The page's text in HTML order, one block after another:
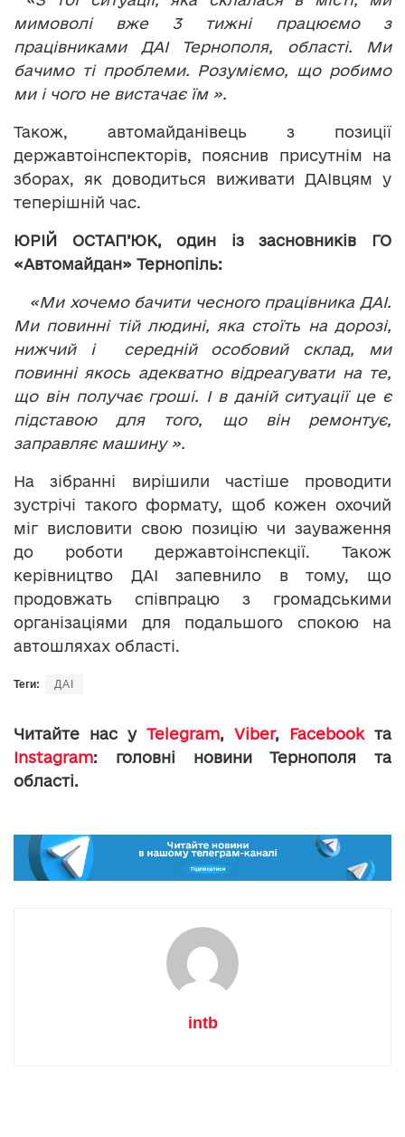
мимоволі вже 3 тижні працюємо з
працівниками ДАІ Тернополя, області. Ми
бачимо ті проблеми. Розуміємо, що робимо
ми і чого не вистачає їм ».
Також, автомайданівець з позиції
державтоінспекторів, пояснив присутнім на
зборах, як доводиться виживати ДАІвцям у
теперішній час.
ЮРІЙ ОСТАП’ЮК, один із засновників ГО
«Автомайдан» Тернопіль:
«Ми хочемо бачити чесного працівника ДАІ.
Ми повинні тій людині, яка стоїть на дорозі,
нижчий і середній особовий склад, ми
повинні якось адекватно відреагувати на те,
що він получає гроші. І в даній ситуації це є
підставою для того, що він ремонтує,
заправляє машину ».
На зібранні вирішили частіше проводити
зустрічі такого формату, щоб кожен охочий
міг висловити свою позицію чи зауваження
до роботи державтоінспекції. Також
керівництво ДАІ запевнило в тому, що
продовжать співпрацю з громадськими
організаціями для подальшого спокою на
автошляхах області.
Теги: ДАІ
Читайте нас у Telegram, Viber, Facebookта
Instagram: головні новини Тернополя та
області.
intb